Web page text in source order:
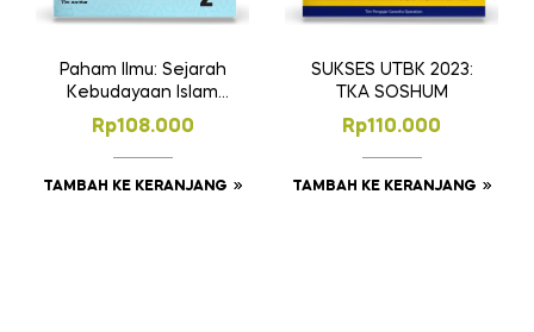
Paham Ilmu: Sejarah
Kebudayaan Islam
MA Kelas 11
Rp108.000
TAMBAH KE KERANJANG
SUKSES UTBK 2023:
TKA SOSHUM
Rp110.000
TAMBAH KE KERANJANG